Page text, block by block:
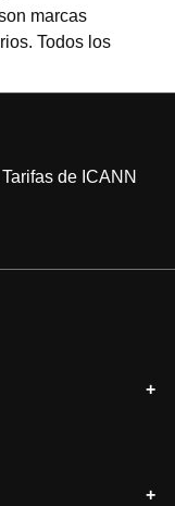
marcas
Todos los
de ICANN